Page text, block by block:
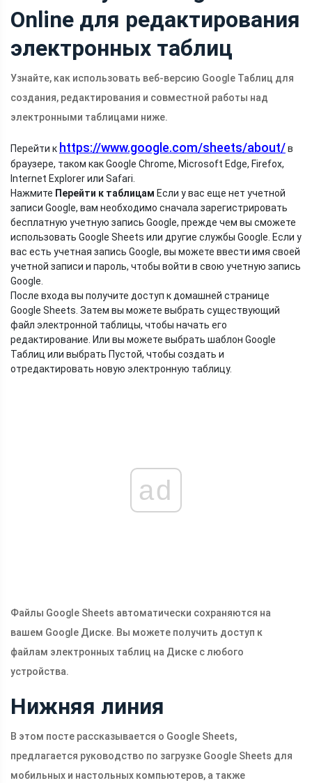
Online для редактирования
электронных таблиц
Узнайте, как использовать веб-версию Google Таблиц для
создания, редактирования и совместной работы над
электронными таблицами ниже.
Перейти к https://www.google.com/sheets/about/в
браузере, таком как Google Chrome, Microsoft Edge, Firefox,
Internet Explorer или Safari.
Нажмите Перейти к таблицам Если у вас еще нет учетной
записи Google, вам необходимо сначала зарегистрировать
бесплатную учетную запись Google, прежде чем вы сможете
использовать Google Sheets или другие службы Google. Если у
вас есть учетная запись Google, вы можете ввести имя своей
учетной записи и пароль, чтобы войти в свою учетную запись
Google.
После входа вы получите доступ к домашней странице
Google Sheets. Затем вы можете выбрать существующий
файл электронной таблицы, чтобы начать его
редактирование. Или вы можете выбрать шаблон Google
Таблиц или выбрать Пустой, чтобы создать и
отредактировать новую электронную таблицу.
ad
Файлы Google Sheets автоматически сохраняются на
вашем Google Диске. Вы можете получить доступ к
файлам электронных таблиц на Диске с любого
устройства.
Нижняя линия
В этом посте рассказывается о Google Sheets,
предлагается руководство по загрузке Google Sheets для
мобильных и настольных компьютеров, а также